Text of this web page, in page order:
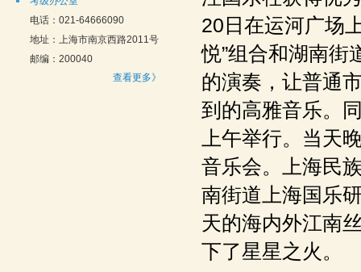
电话：021-64666090
地址：上海市南京西路2011号
邮编：200040
查看更多》
20日在运河广场
悦”组合和湖南街
的演奏，让普通
到的高雅音乐。
上午举行。当天
音乐会。上海民
南街道上海国乐
天的海内外江南
下了星星之火。